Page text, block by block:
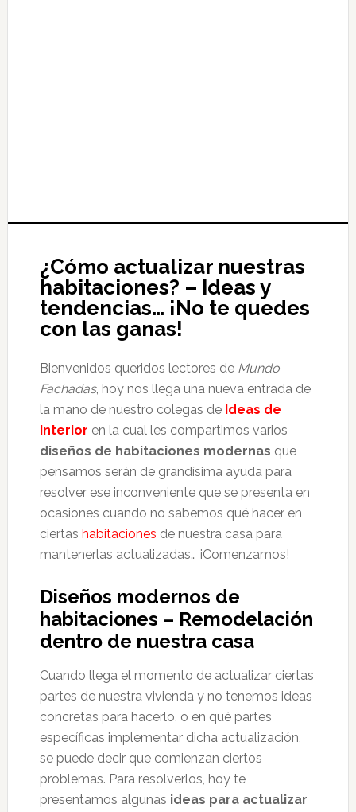
¿Cómo actualizar nuestras
habitaciones? – Ideas y
tendencias… ¡No te quedes
con las ganas!
Bienvenidos queridos lectores de Mundo
Fachadas, hoy nos llega una nueva entrada de
la mano de nuestro colegas de Ideas de
Interior en la cual les compartimos varios
diseños de habitaciones modernas que
pensamos serán de grandísima ayuda para
resolver ese inconveniente que se presenta en
ocasiones cuando no sabemos qué hacer en
ciertas habitaciones de nuestra casa para
mantenerlas actualizadas… ¡Comenzamos!
Diseños modernos de
habitaciones – Remodelación
dentro de nuestra casa
Cuando llega el momento de actualizar ciertas
partes de nuestra vivienda y no tenemos ideas
concretas para hacerlo, o en qué partes
específicas implementar dicha actualización,
se puede decir que comienzan ciertos
problemas. Para resolverlos, hoy te
presentamos algunas ideas para actualizar